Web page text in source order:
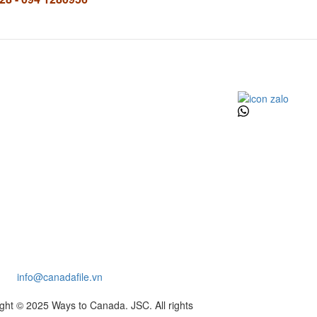
info@canadafile.vn
© 2025 Ways to Canada. JSC. All rights